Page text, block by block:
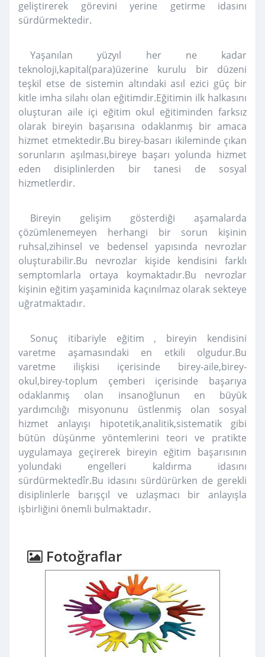
geliştirerek görevini yerine getirme idasını
sürdürmektedir.
Yaşanılan yüzyıl her ne kadar
teknoloji,kapital(para)üzerine kurulu bir düzeni
teşkil etse de sistemin altındaki asıl ezici güç bir
kitle imha silahı olan eğitimdir.Eğitimin ilk halkasını
oluşturan aile içi eğitim okul eğitiminden farksız
olarak bireyin başarısına odaklanmış bir amaca
hizmet etmektedir.Bu birey-basarı ikileminde çıkan
sorunların aşılması,bireye başarı yolunda hizmet
eden disiplinlerden bir tanesi de sosyal
hizmetlerdir.
Bireyin gelişim gösterdiği aşamalarda
çözümlenemeyen herhangi bir sorun kişinin
ruhsal,zihinsel ve bedensel yapısında nevrozlar
oluşturabilir.Bu nevrozlar kişide kendisini farklı
semptomlarla ortaya koymaktadır.Bu nevrozlar
kişinin eğitim yaşaminida kaçınılmaz olarak sekteye
uğratmaktadır.
Sonuç itibariyle eğitim , bireyin kendisini
varetme aşamasındaki en etkili olgudur.Bu
varetme ilişkisi içerisinde birey-aile,birey-
okul,birey-toplum çemberi içerisinde başarıya
odaklanmış olan insanoğlunun en büyük
yardımcılığı misyonunu üstlenmiş olan sosyal
hizmet anlayışı hipotetik,analitik,sistematik gibi
bütün düşünme yöntemlerini teori ve pratikte
uygulamaya geçirerek bireyin eğitim başarısının
yolundaki engelleri kaldırma idasını
sürdürmektedîr.Bu idasını sürdürürken de gerekli
disiplinlerle barışçıl ve uzlaşmacı bir anlayışla
işbirliğini önemli bulmaktadır.
Fotoğraflar